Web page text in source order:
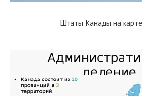
Штаты Канады на карте